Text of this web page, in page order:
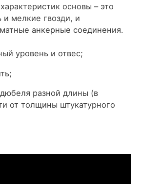
основы – это
и мелкие гвозди, и
анкерные соединения.
уровень и отвес;
разной длины (в
от толщины штукатурного